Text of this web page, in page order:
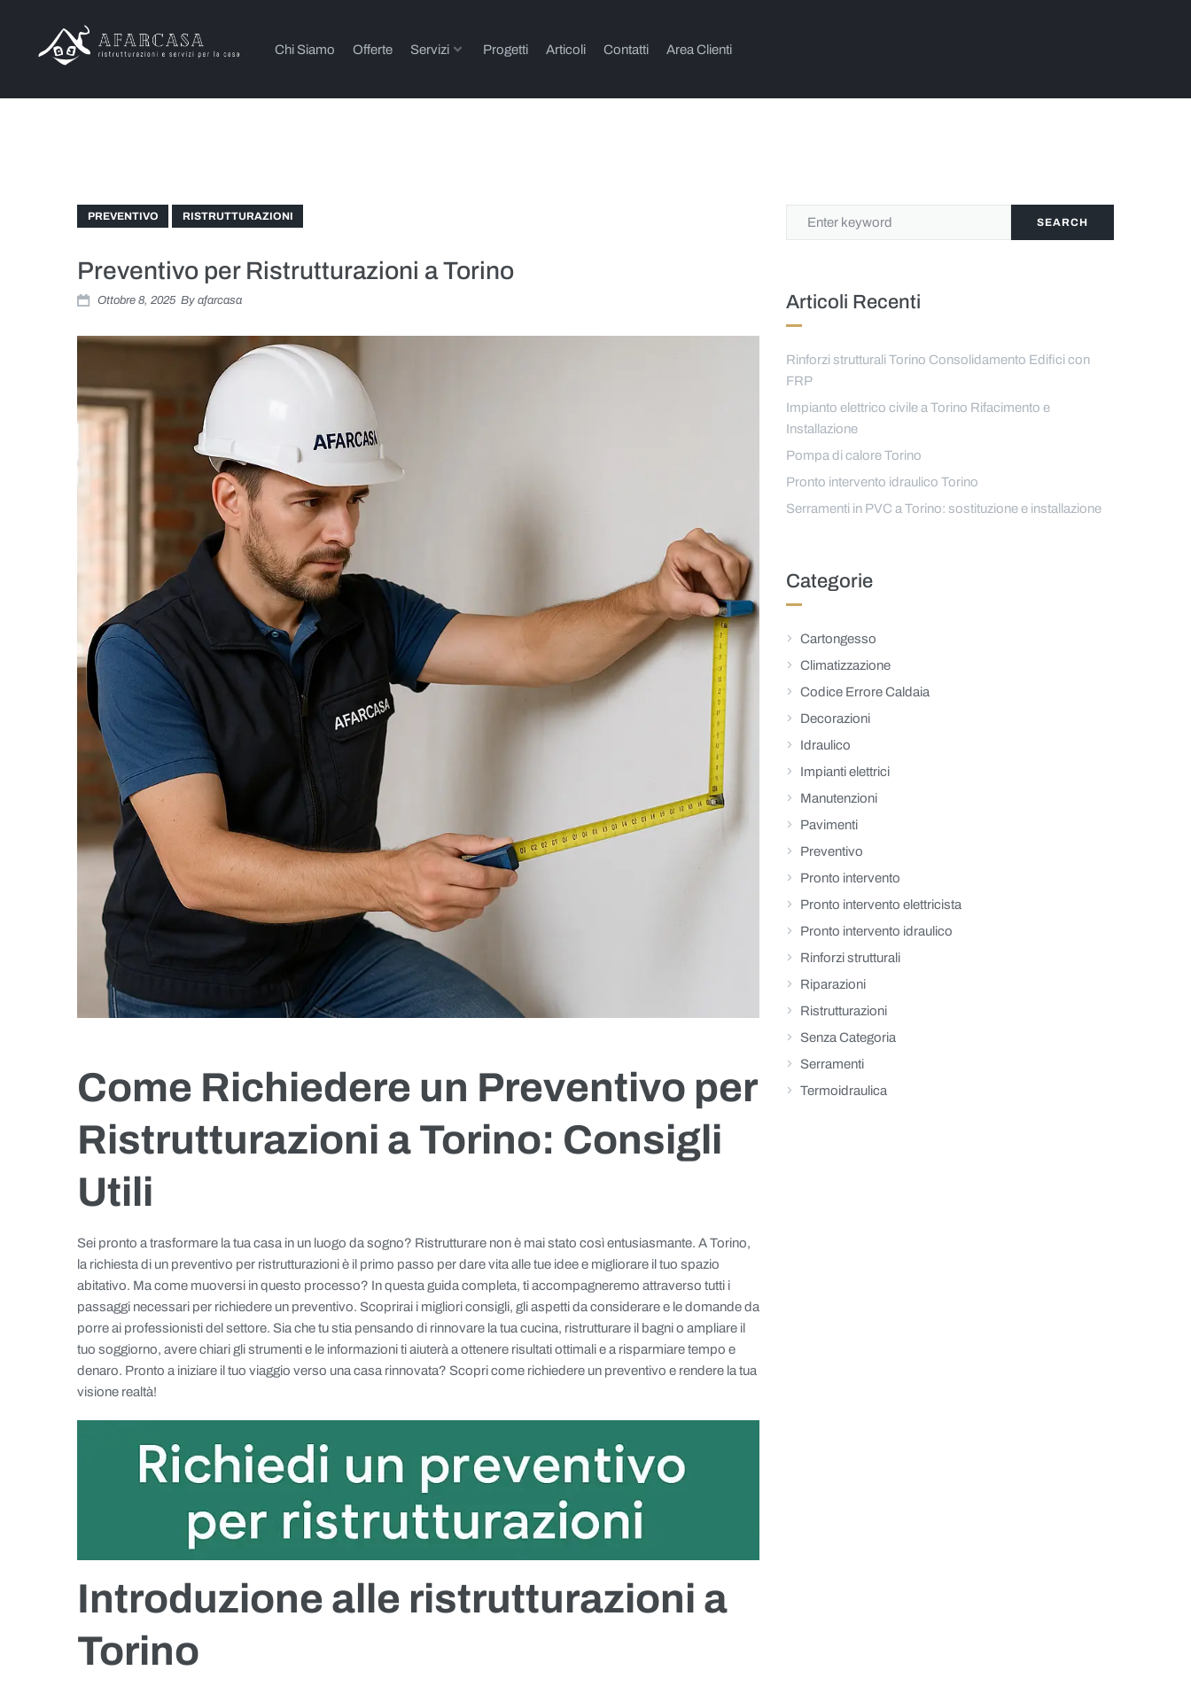
Chi Siamo Offerte Servizi Progetti Articoli Contatti Area Clienti
PREVENTIVO RISTRUTTURAZIONI
Preventivo per Ristrutturazioni a Torino
Ottobre 8, 2025 By afarcasa
Come Richiedere un Preventivo per
Ristrutturazioni a Torino: Consigli
Utili
Sei pronto a trasformare la tua casa in un luogo da sogno? Ristrutturare non è mai stato così entusiasmante. A Torino,
la richiesta di un preventivo per ristrutturazioni è il primo passo per dare vita alle tue idee e migliorare il tuo spazio
abitativo. Ma come muoversi in questo processo? In questa guida completa, ti accompagneremo attraverso tutti i
passaggi necessari per richiedere un preventivo. Scoprirai i migliori consigli, gli aspetti da considerare e le domande da
porre ai professionisti del settore. Sia che tu stia pensando di rinnovare la tua cucina, ristrutturare il bagni o ampliare il
tuo soggiorno, avere chiari gli strumenti e le informazioni ti aiuterà a ottenere risultati ottimali e a risparmiare tempo e
denaro. Pronto a iniziare il tuo viaggio verso una casa rinnovata? Scopri come richiedere un preventivo e rendere la tua
visione realtà!
Introduzione alle ristrutturazioni a
Torino
SEARCH
Articoli Recenti
Rinforzi strutturali Torino Consolidamento Edifici con
FRP
Impianto elettrico civile a Torino Rifacimento e
Installazione
Pompa di calore Torino
Pronto intervento idraulico Torino
Serramenti in PVC a Torino: sostituzione e installazione
Categorie
Cartongesso
Climatizzazione
Codice Errore Caldaia
Decorazioni
Idraulico
Impianti elettrici
Manutenzioni
Pavimenti
Preventivo
Pronto intervento
Pronto intervento elettricista
Pronto intervento idraulico
Rinforzi strutturali
Riparazioni
Ristrutturazioni
Senza Categoria
Serramenti
Termoidraulica